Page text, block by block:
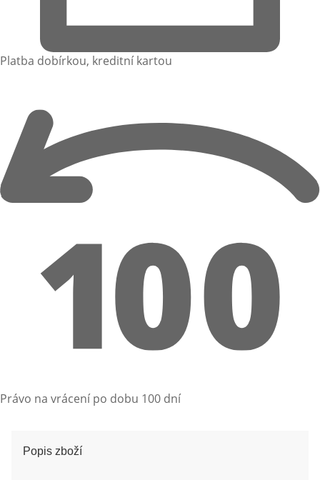
Platba dobírkou, kreditní kartou
Právo na vrácení po dobu 100 dní
Popis zboží